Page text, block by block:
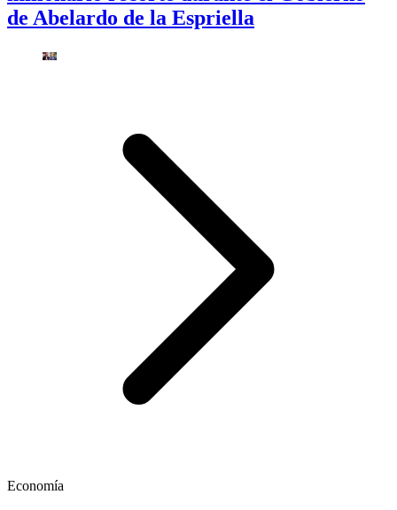
de Abelardo de la Espriella
Economía